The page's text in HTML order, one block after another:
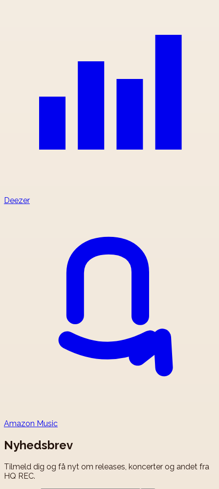
Deezer
Amazon Music
Nyhedsbrev
Tilmeld dig og få nyt om releases, koncerter og andet fra
HQ REC.